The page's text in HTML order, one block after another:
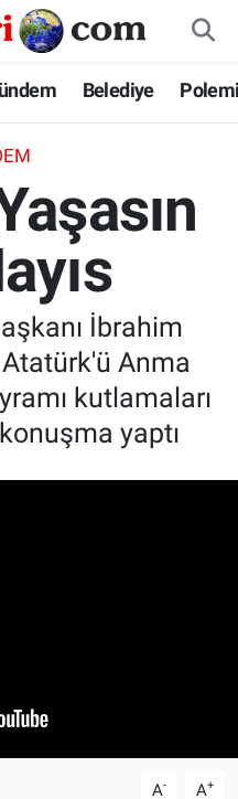
Belediye
İbrahim
Anma
kutlamaları
yaptı
A- A+
Haritası
ve Fikstür